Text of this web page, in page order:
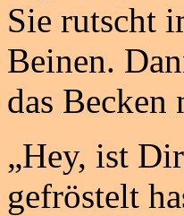
Sie rutscht
Beinen.
das
„Hey, ist
gefröstelt